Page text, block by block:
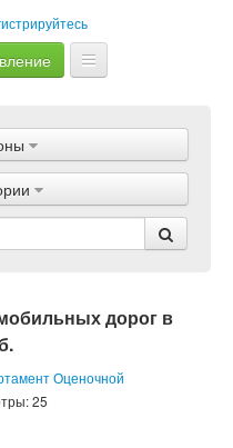
дорог в
Оценочной
25